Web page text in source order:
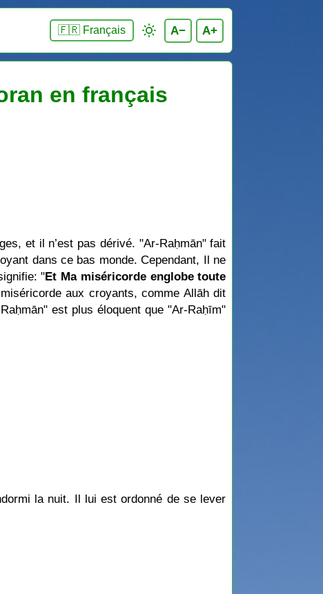
🇫🇷 Français A− A+
en français
et il n’est pas dérivé. "Ar-Raḥmān" fait
dans ce bas monde. Cependant, Il ne
"Et Ma miséricorde englobe toute
aux croyants, comme Allāh dit
est plus éloquent que "Ar-Raḥīm"